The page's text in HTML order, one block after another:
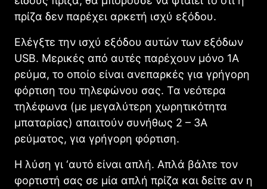
πρίζα δεν παρέχει αρκετή ισχύ εξόδου.
Ελέγξτε την ισχύ εξόδου αυτών των εξόδων
USB. Μερικές από αυτές παρέχουν μόνο 1Α
ρεύμα, το οποίο είναι ανεπαρκές για γρήγορη
φόρτιση του τηλεφώνου σας. Τα νεότερα
τηλέφωνα (με μεγαλύτερη χωρητικότητα
μπαταρίας) απαιτούν συνήθως 2 – 3A
ρεύματος, για γρήγορη φόρτιση.
Η λύση γι ‘αυτό είναι απλή. Απλά βάλτε τον
φορτιστή σας σε μία απλή πρίζα και δείτε αν η